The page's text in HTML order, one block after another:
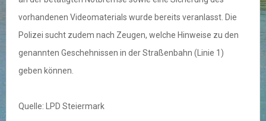
vorhandenen Videomaterials wurde bereits veranlasst. Die
Polizei sucht zudem nach Zeugen, welche Hinweise zu den
genannten Geschehnissen in der Straßenbahn (Linie 1)
geben können.
Quelle: LPD Steiermark